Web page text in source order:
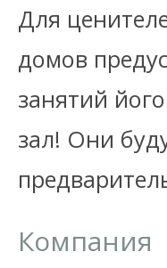
Для
домов
занятий
зал! Они
Компания